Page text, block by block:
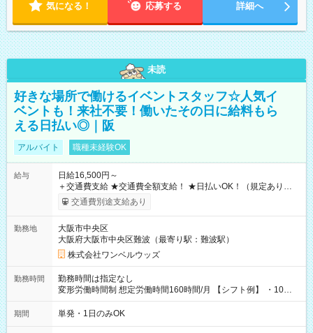
気になる！ 応募する 詳細へ
未読
好きな場所で働けるイベントスタッフ☆人気イ
ベントも！来社不要！働いたその日に給料もら
える日払い◎｜阪
アルバイト 職種未経験OK
給与
日給16,500円～
＋交通費支給 ★交通費全額支給！ ★日払いOK！（規定あり） ┗
働いたその日に現金GET♪ お仕事後はコンビニATMから 日払
交通費別途支給あり
勤務地
大阪市中央区
大阪府大阪市中央区難波（最寄り駅：難波駅）
株式会社ワンベルウッズ
勤務時間
勤務時間は指定なし
変形労働時間制 想定労働時間160時間/月 【シフト例】 ・10：
00～20：00
期間 単発・1日のみOK